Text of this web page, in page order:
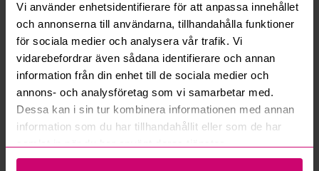
Vi använder enhetsidentifierare för att anpassa innehållet
och annonserna till användarna, tillhandahålla funktioner
för sociala medier och analysera vår trafik. Vi
vidarebefordrar även sådana identifierare och annan
information från din enhet till de sociala medier och
annons- och analysföretag som vi samarbetar med.
Dessa kan i sin tur kombinera informationen med annan
information som du har tillhandahållit eller som de har
Kan ni frakta mina vunna objekt?
Läs fler frågor och svar
Mer från samma kategori